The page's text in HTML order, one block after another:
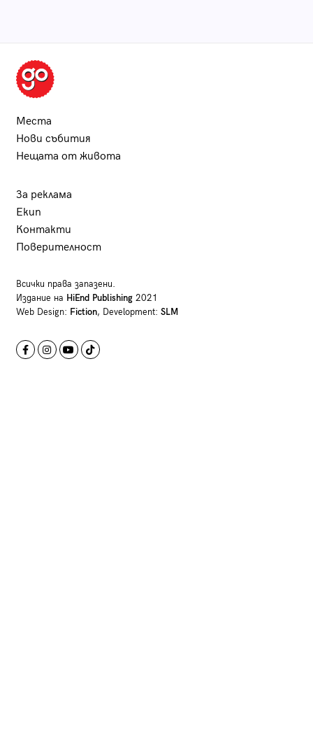
Места
Нови събития
Нещата от живота
За реклама
Екип
Контакти
Поверителност
Всички права запазени.
Издание на HiEnd Publishing2021
Web Design: Fiction, Development: SLM